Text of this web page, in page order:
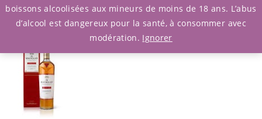
boissons alcoolisées aux mineurs de moins de 18 ans. L’abus
d’alcool est dangereux pour la santé, à consommer avec
modération. Ignorer